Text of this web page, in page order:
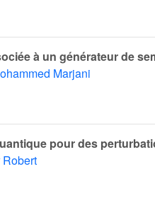
à un générateur de
Marjani
pour des